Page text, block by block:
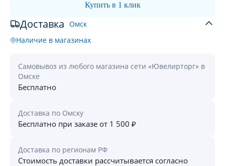
Купить в 1 клик
Доставка Омск
Наличие в магазинах
Самовывоз из любого магазина сети «Ювелирторг» в
Омске
Бесплатно
Доставка по Омску
Бесплатно при заказе от 1 500 ₽
Доставка по регионам РФ
Стоимость доставки рассчитывается согласно